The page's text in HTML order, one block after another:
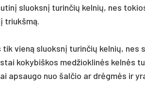
sluoksnį turinčių kelnių, nes
triukšmą.
vieną sluoksnį turinčių kelnių, nes
kokybiškos medžioklinės kelnės
apsaugo nuo šalčio ar drėgmės ir